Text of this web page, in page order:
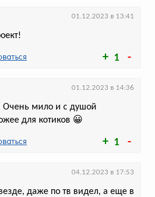
1
01.12.2023 в 13:41
1
Очень мило и с душой
для котиков 😀
01.12.2023 в 14:36
даже по тв видел, а еще в
04.12.2023 в 17:53
pop-up бар
садом